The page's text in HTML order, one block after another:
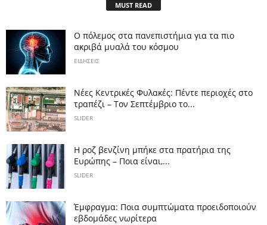
MUST READ
Ο πόλεμος στα πανεπιστήμια για τα πιο
ακριβά μυαλά του κόσμου
ΕΙΔΗΣΕΙΣ
Νέες Κεντρικές Φυλακές: Πέντε περιοχές στο
τραπέζι – Τον Σεπτέμβριο το...
SLIDER
Η ροζ βενζίνη μπήκε στα πρατήρια της
Ευρώπης – Ποια είναι,...
SLIDER
Έμφραγμα: Ποια συμπτώματα προειδοποιούν
εβδομάδες νωρίτερα